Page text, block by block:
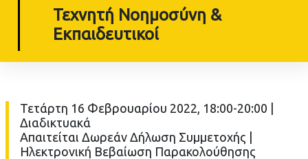
Τεχνητή Νοημοσύνη &
Εκπαιδευτικοί
Τετάρτη 16 Φεβρουαρίου 2022, 18:00-20:00 |
Διαδικτυακά
Απαιτείται Δωρεάν Δήλωση Συμμετοχής |
Ηλεκτρονική Βεβαίωση Παρακολούθησης